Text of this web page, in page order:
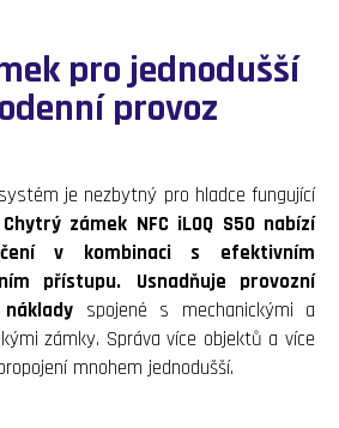
pro jednodušší
provoz
je nezbytný pro hladce fungující
Chytrý zámek NFC iLOQ S50 nabízí
v kombinaci s efektivním
přístupu.
Usnadňuje provozní
spojené s mechanickými a
zámky. Správa více objektů a více
mnohem jednodušší.